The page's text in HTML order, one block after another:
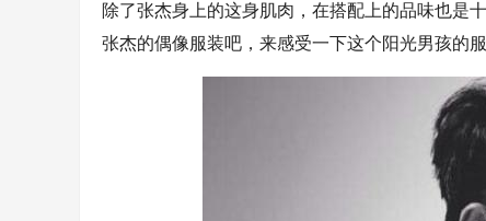
除了张杰身上的这身肌肉，在搭配上的品味也是
张杰的偶像服装吧，来感受一下这个阳光男孩的